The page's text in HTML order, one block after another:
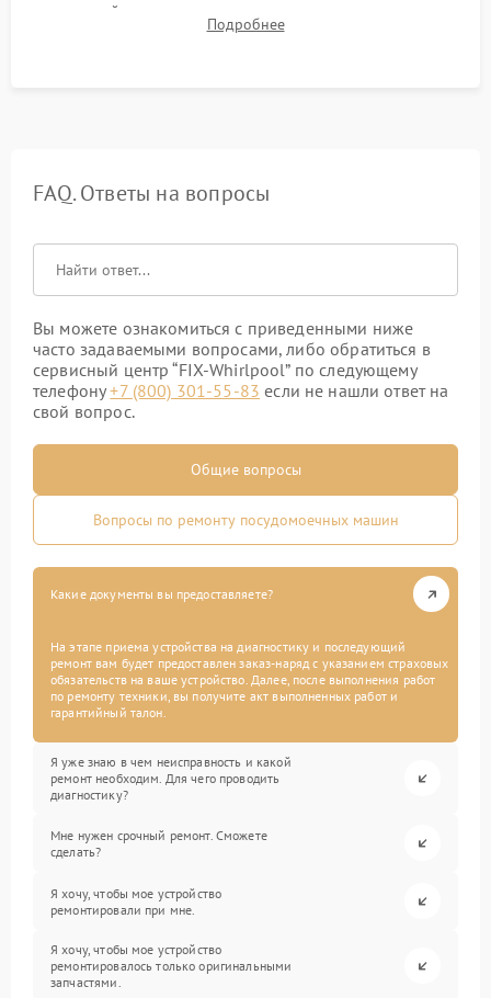
до нужной температуры, отсутствия посторонних шумов,
штатного слива и абсолютной сухости в поддоне.
Подробнее
FAQ. Ответы на вопросы
Вы можете ознакомиться с приведенными ниже
часто задаваемыми вопросами, либо обратиться в
сервисный центр “FIX-Whirlpool” по следующему
телефону+7 (800) 301-55-83 если не нашли ответ на
свой вопрос.
Общие вопросы
Вопросы по ремонту посудомоечных машин
Какие документы вы предоставляете?
На этапе приема устройства на диагностику и последующий
ремонт вам будет предоставлен заказ-наряд с указанием страховых
обязательств на ваше устройство. Далее, после выполнения работ
по ремонту техники, вы получите акт выполненных работ и
гарантийный талон.
Я уже знаю в чем неисправность и какой
ремонт необходим. Для чего проводить
диагностику?
Мне нужен срочный ремонт. Сможете
сделать?
Я хочу, чтобы мое устройство
ремонтировали при мне.
Я хочу, чтобы мое устройство
ремонтировалось только оригинальными
запчастями.